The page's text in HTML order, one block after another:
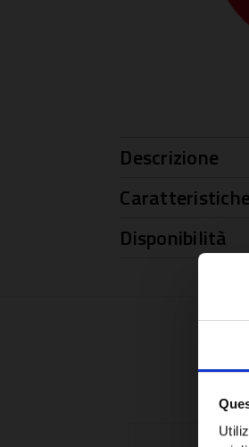
Descrizione
Caratteristiche
Disponibilità